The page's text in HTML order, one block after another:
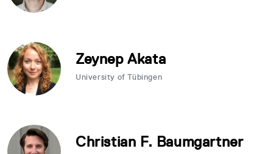
Zeynep Akata
University of Tübingen
Christian F. Baumgartner